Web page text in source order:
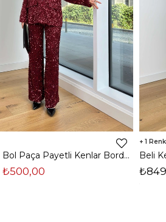
Yüksek Bel Bol Paça Payetli Kenlar Bordo Kadın Pantolon 25K348
₺500,00
1